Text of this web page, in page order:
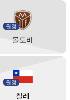
원정
몰도바
원정
칠레